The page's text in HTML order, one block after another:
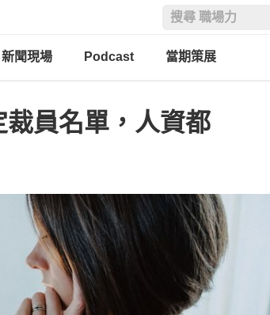
新聞現場 Podcast 當期策展
員名單，人資都